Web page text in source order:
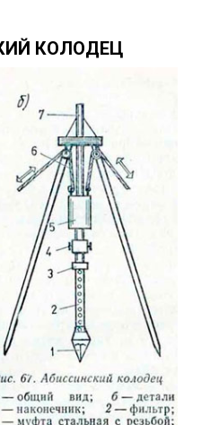
КОЛОДЕЦ